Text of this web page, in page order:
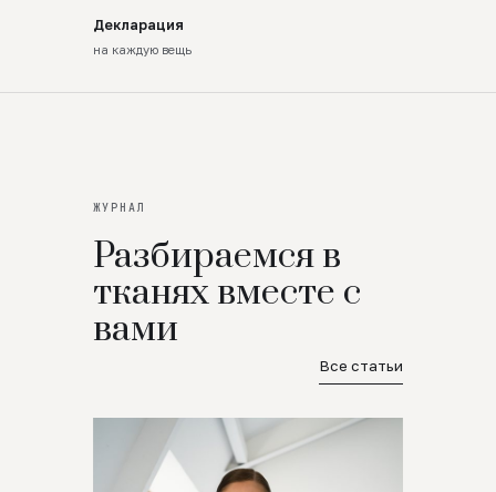
Декларация
на каждую вещь
ЖУРНАЛ
Разбираемся в
тканях вместе с
вами
Все статьи